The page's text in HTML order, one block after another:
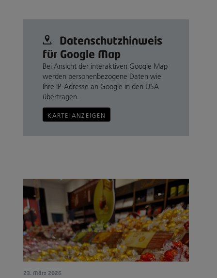
Datenschutz­hinweis
für Google Map
Bei Ansicht der interaktiven Google Map
werden personenbezogene Daten wie
Ihre IP-Adresse an Google in den USA
übertragen.
KARTE ANZEIGEN
23. März 2026